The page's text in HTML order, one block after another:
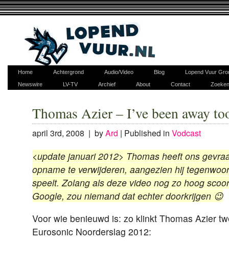
Home Achtergrond Audio/Video Blog
Lopend Vuur
Newswire
LV-TV Archief About Contact Zoeken
Thomas Azier – I’ve been away
april 3rd, 2008 | byArd | Published in Vodcast
<update januari 2012> Thomas heeft ons
opname te verwijderen, aangezien hij
speelt. Zolang als deze video nog zo hoog
Google, zou niemand dat echter doorkrijgen 😉
Voor wie benieuwd is: zo klinkt Thomas Azier
Eurosonic Noorderslag 2012: